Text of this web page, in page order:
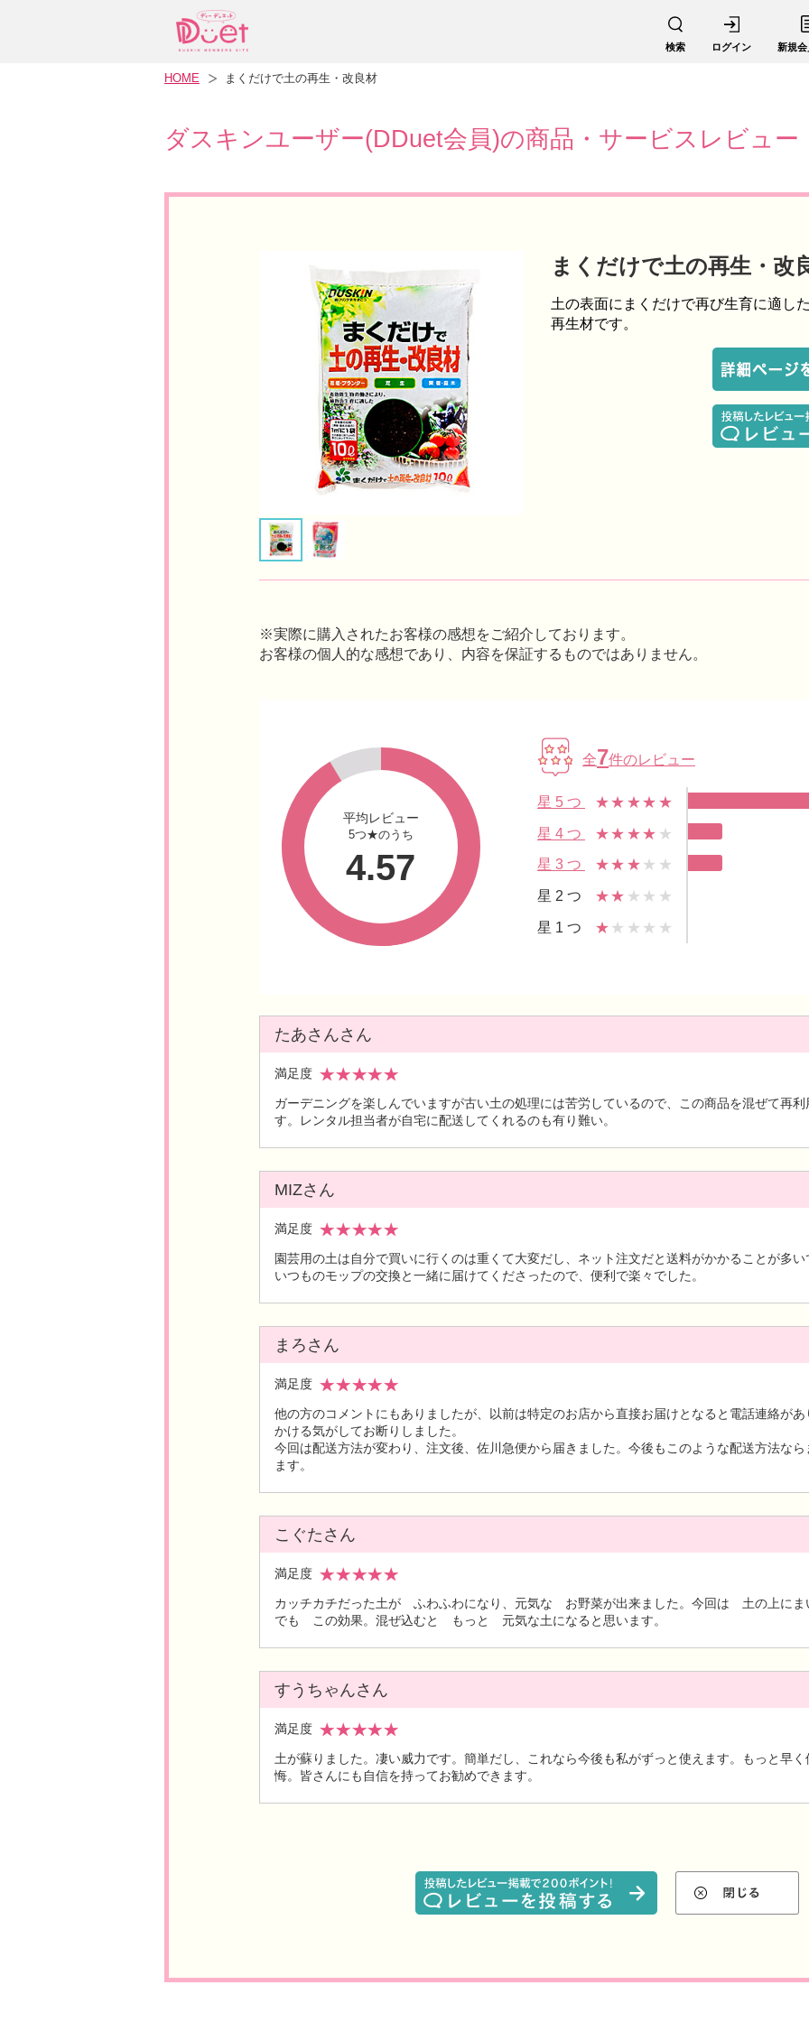
検索 ログイン 新規
HOME まくだけで土の再生・改良材
ダスキンユーザー(DDuet会員)の商品・サービスレビュー
まくだけで土の再生・改
土の表面にまくだけで再び生育に適し
再生材です。
※実際に購入されたお客様の感想をご紹介しております。
お客様の個人的な感想であり、内容を保証するものではありません。
平均レビュー
5つ★のうち
4.57
全7件のレビュー
星5つ ★★★★★
星4つ ★★★★ ★
星3つ ★★★ ★★
星2つ ★★ ★★★
星1つ ★ ★★★★
たあさんさん
満足度
ガーデニングを楽しんでいますが古い土の処理には苦労しているので、この商品を混ぜて再
す。レンタル担当者が自宅に配送してくれるのも有り難い。
MIZさん
満足度
園芸用の土は自分で買いに行くのは重くて大変だし、ネット注文だと送料がかかることが多い
いつものモップの交換と一緒に届けてくださったので、便利で楽々でした。
まろさん
満足度
他の方のコメントにもありましたが、以前は特定のお店から直接お届けとなると電話連絡が
かける気がしてお断りしました。
今回は配送方法が変わり、注文後、佐川急便から届きました。今後もこのような配送方法な
ます。
こぐたさん
満足度
カッチカチだった土が ふわふわになり、元気な お野菜が出来ました。今回は 土の上にま
でも この効果。混ぜ込むと もっと 元気な土になると思います。
すうちゃんさん
満足度
土が蘇りました。凄い威力です。簡単だし、これなら今後も私がずっと使えます。もっと早
悔。皆さんにも自信を持ってお勧めできます。